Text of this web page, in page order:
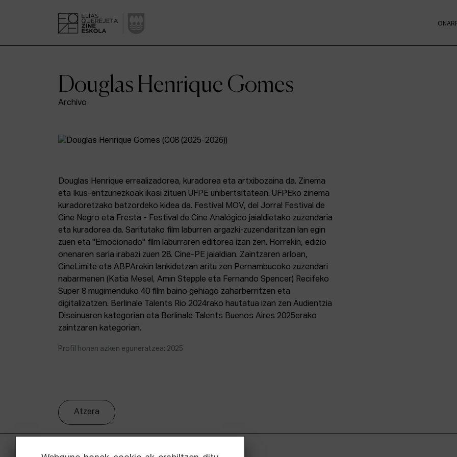
Douglas Henrique Gomes
Archivo
Douglas Henrique errealizadorea, kuradorea eta artxibozaina da. Zinema
eta Ikus-entzunezkoak ikasi zituen UFPE unibertsitatean. UFPEko zinema
kuradoretzako batzordeko kidea da. Festival MOV, del Jorra! Festival de
Cine Negro eta Fresta - Festival de Cine Analógico jaialdietako zuzendaria
eta kuradorea da. Saritutako film laburren argazki-zuzendaritzan lan egin
zuen eta "Emocionado" film laburraren editorea izan zen. Horrekin, edizio
onenaren saria irabazi zuen 28. Cine-PE jaialdian. Zaintzaren arloan,
CineLimite eta ABPArekin lankidetzan aritu zen Pernambucoko zuzendari
nabarmenen (Katia Mesel, Amin Stepple eta Fernando Spencer) Recifeko
Super 8 mugimenduko 40 film baino gehiago zaharberritzen eta
digitalizatzen. Berlinale Talents Rio 2024rako hautatua izan zen Audientzia
Diseinuaren kategorian eta Berlinale Talents Buenos Aires 2025erako
zaintzaren kategorian.
Profil honen azken eguneratzea: 2025
Atzera